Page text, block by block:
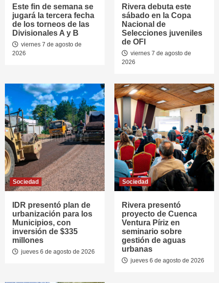
Este fin de semana se
jugará la tercera fecha
de los torneos de las
Divisionales A y B
viernes 7 de agosto de
2026
Rivera debuta este
sábado en la Copa
Nacional de
Selecciones juveniles
de OFI
viernes 7 de agosto de
2026
Sociedad
IDR presentó plan de
urbanización para los
Municipios, con
inversión de $335
millones
jueves 6 de agosto de 2026
Sociedad
Rivera presentó
proyecto de Cuenca
Ventura Píriz en
seminario sobre
gestión de aguas
urbanas
jueves 6 de agosto de 2026